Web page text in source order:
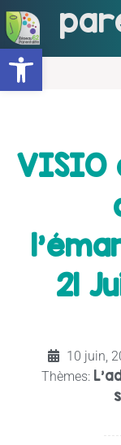
Ouvrir la barre d’outils
VISIO
21
10 juin,
Thèmes: